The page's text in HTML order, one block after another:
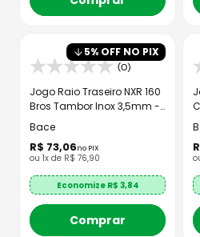
5% OFF NO PIX
(0)
Jogo Raio Traseiro NXR 160
Bros Tambor Inox 3,5mm -
Bace
Bace
R$ 73,06no PIX
ou 1x de R$ 76,90
Economize R$ 3,84
Comprar